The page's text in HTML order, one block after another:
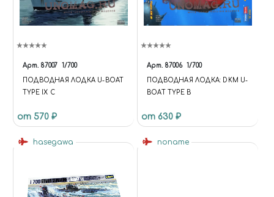
Арт. 87007 1/700
ПОДВОДНАЯ ЛОДКА U-BOAT
TYPE IX C
от 570 ₽
Арт. 87006 1/700
ПОДВОДНАЯ ЛОДКА: DKM U-
BOAT TYPE B
от 630 ₽
hasegawa noname